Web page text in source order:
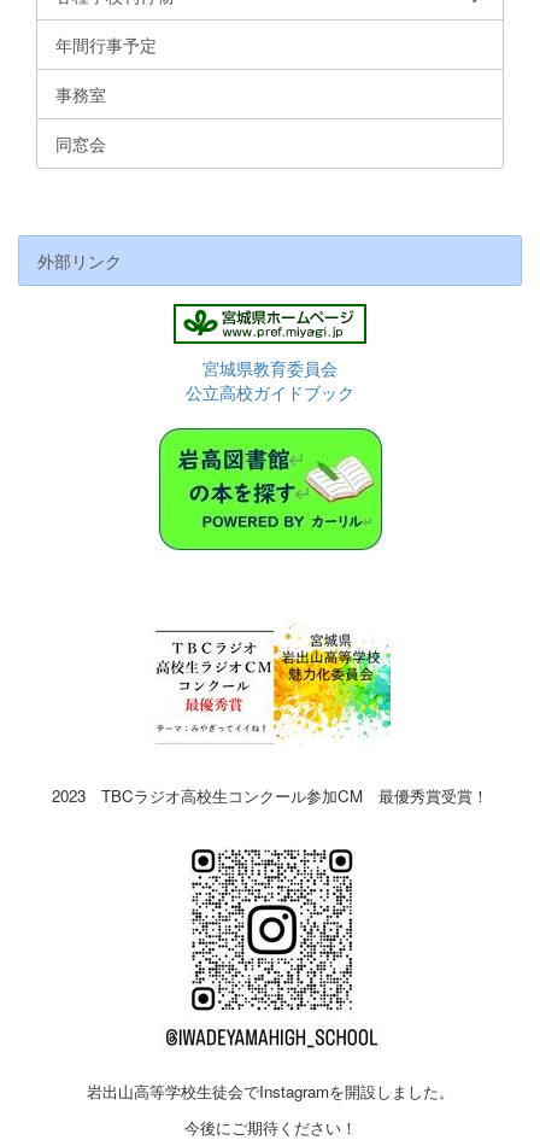
年間行事予定
事務室
同窓会
外部リンク
宮城県教育委員会
公立高校ガイドブック
2023 TBCラジオ高校生コンクール参加CM 最優秀賞受賞！
岩出山高等学校生徒会でInstagramを開設しました。
今後にご期待ください！